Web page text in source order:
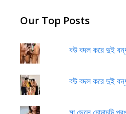
Our Top Posts
বউ বদল করে দুই
বউ বদল করে দুই